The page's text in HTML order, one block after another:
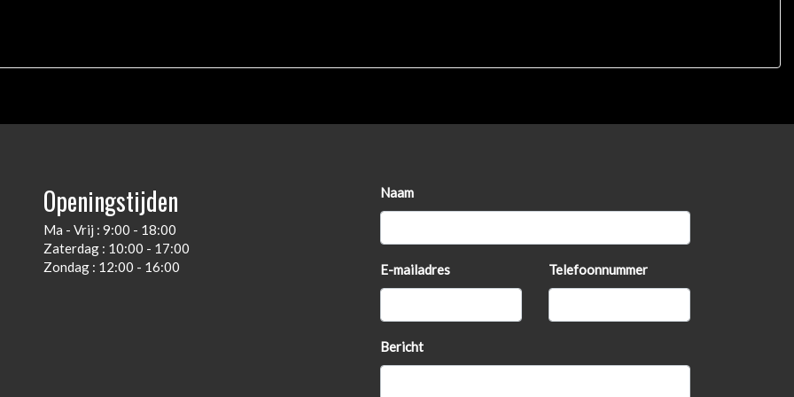
Openingstijden
Ma - Vrij : 9:00 - 18:00
Zaterdag : 10:00 - 17:00
Zondag : 12:00 - 16:00
Naam
E-mailadres Telefoonnummer
Bericht